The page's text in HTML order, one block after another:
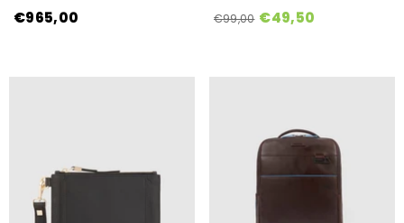
Micron In Pelle Con Tracolla
€965,00
In Tessuto Riciclato Nero
€99,00 €49,50